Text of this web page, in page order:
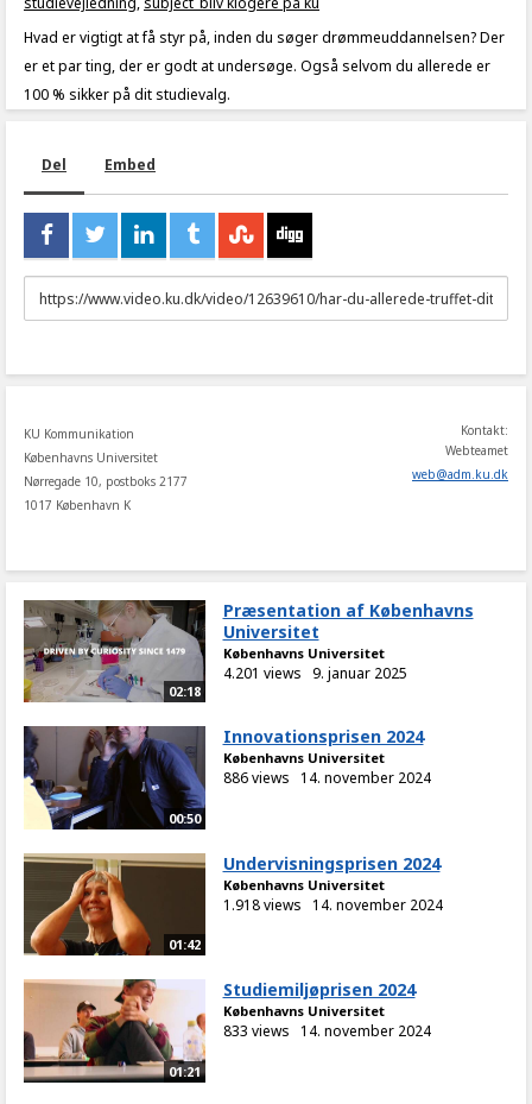
Hvad er vigtigt at få styr på, inden du søger drømmeuddannelsen? Der
er et par ting, der er godt at undersøge. Også selvom du allerede er
100 % sikker på dit studievalg.
Del Embed
URL
to
KU Kommunikation
Københavns Universitet
Nørregade 10, postboks 2177
1017 København K
Kontakt:
Webteamet
web@adm.ku.dk
02:18
Præsentation af Københavns
Universitet
Københavns Universitet
4.201 views 9. januar 2025
00:50
Innovationsprisen 2024
Københavns Universitet
886 views 14. november 2024
01:42
Undervisningsprisen 2024
Københavns Universitet
1.918 views 14. november 2024
01:21
Studiemiljøprisen 2024
Københavns Universitet
833 views 14. november 2024